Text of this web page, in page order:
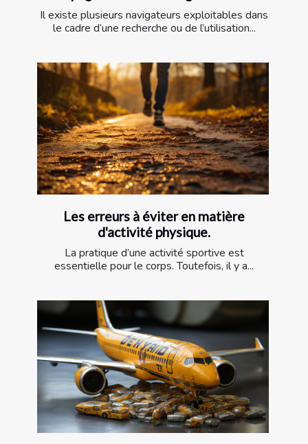
Il existe plusieurs navigateurs exploitables dans
le cadre d’une recherche ou de l’utilisation...
Les erreurs à éviter en matière
d'activité physique.
La pratique d’une activité sportive est
essentielle pour le corps. Toutefois, il y a...